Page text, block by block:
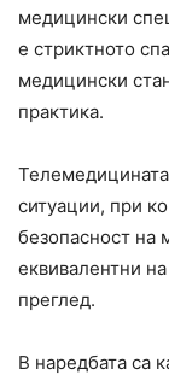
медицински
е стриктното
медицински
практика.
ситуации, при
безопасност на
еквивалентни
преглед.
В наредбата са